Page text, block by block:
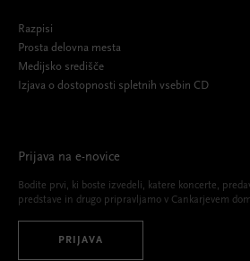
Razpisi
Prosta delovna mesta
Medijsko središče
Izjava o dostopnosti spletnih vsebin CD
Prijava na e-novice
Bodite prvi, ki boste izvedeli, katere koncerte,
predstave in drugo pripravljamo v Cankarjevem
PRIJAVA